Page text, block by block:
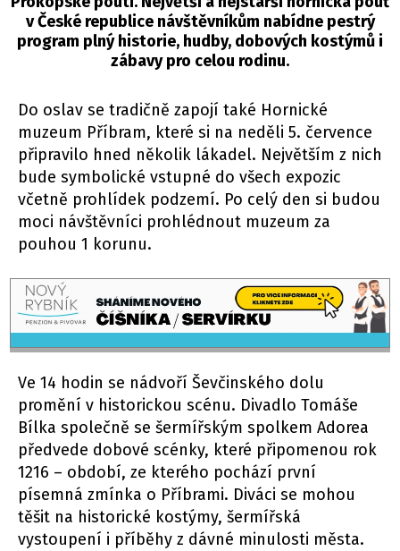
v České republice návštěvníkům nabídne pestrý
program plný historie, hudby, dobových kostýmů i
zábavy pro celou rodinu.
Do oslav se tradičně zapojí také Hornické
muzeum Příbram, které si na neděli 5. července
připravilo hned několik lákadel. Největším z nich
bude symbolické vstupné do všech expozic
včetně prohlídek podzemí. Po celý den si budou
moci návštěvníci prohlédnout muzeum za
pouhou 1 korunu.
Ve 14 hodin se nádvoří Ševčinského dolu
promění v historickou scénu. Divadlo Tomáše
Bílka společně se šermířským spolkem Adorea
předvede dobové scénky, které připomenou rok
1216 – období, ze kterého pochází první
písemná zmínka o Příbrami. Diváci se mohou
těšit na historické kostýmy, šermířská
vystoupení i příběhy z dávné minulosti města.